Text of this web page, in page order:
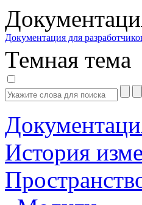
Документация для
Темная тема
История